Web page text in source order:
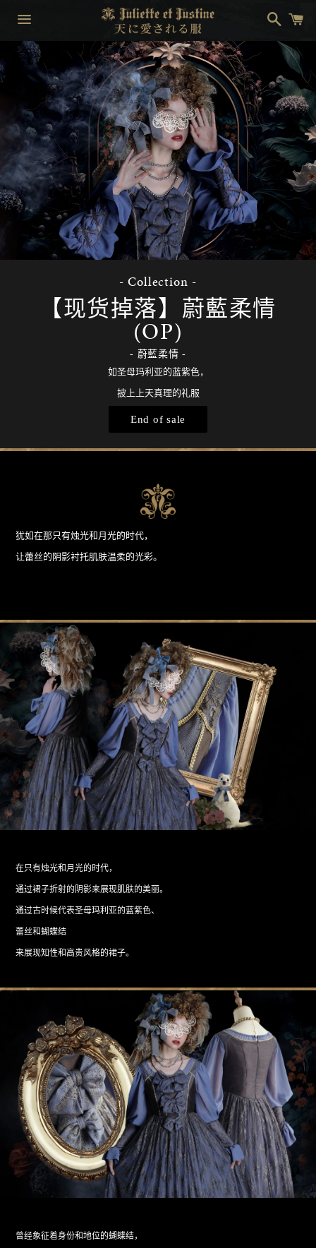
菜
单
- Collection -
【现货掉落】蔚藍柔情
(OP)
蔚藍柔情
如圣母玛利亚的蓝紫色，
披上上天真理的礼服
End of sale
犹如在那只有烛光和月光的时代，
让蕾丝的阴影衬托肌肤温柔的光彩。
在只有烛光和月光的时代，
通过裙子折射的阴影来展现肌肤的美丽。
通过古时候代表圣母玛利亚的蓝紫色、
蕾丝和蝴蝶结
来展现知性和高贵风格的裙子。
曾经象征着身份和地位的蝴蝶结，